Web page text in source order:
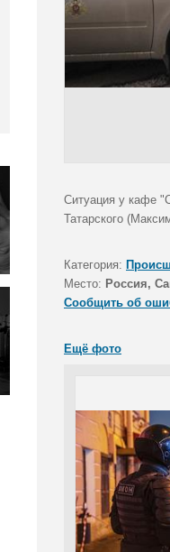
Ситуация у кафе
Татарского
Категория:
Место: Россия,
Сообщить об
Ещё фото